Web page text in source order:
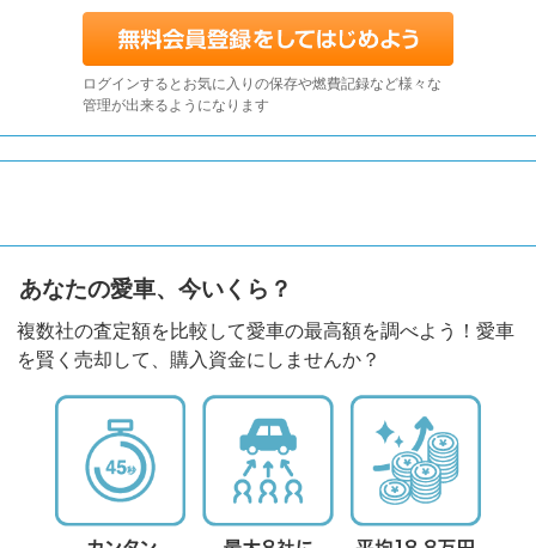
ログインするとお気に入りの保存や燃費記録など様々な
管理が出来るようになります
あなたの愛車、今いくら？
複数社の査定額を比較して愛車の最高額を調べよう！愛車
を賢く売却して、購入資金にしませんか？